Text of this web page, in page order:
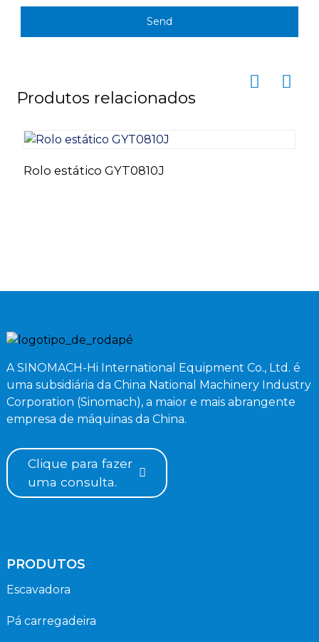
Send
Produtos relacionados
Rolo estático GYT0810J
A SINOMACH-Hi International Equipment Co., Ltd. é
uma subsidiária da China National Machinery Industry
Corporation (Sinomach), a maior e mais abrangente
empresa de máquinas da China.
Clique para fazer
uma consulta.
PRODUTOS
Escavadora
Pá carregadeira